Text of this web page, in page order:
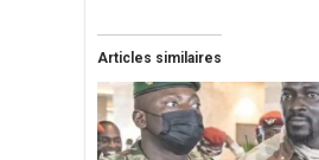
Articles similaires